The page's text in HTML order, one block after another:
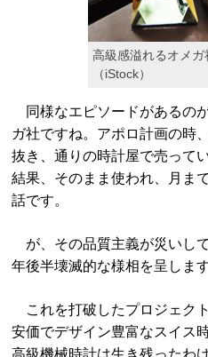
高級感溢れるオメガ
（iStock）
同様なエピソードがあるの
ガ社ですね。アポロ計画の時
抜き、通りの時計屋で売って
結果、そのまま使われ、月ま
話です。
が、その品質主義が災いし
年後半壊滅的な様相を呈します
これを打破したプロジェク
安価でデザイン豊富なスイス
高級機械時計は生き残ったわけ